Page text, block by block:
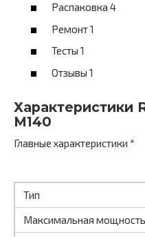
Распаковка 4
Ремонт 1
Тесты 1
Отзывы 1
Характеристики
M140
Главные характеристики *
Тип
Максимальная мощность